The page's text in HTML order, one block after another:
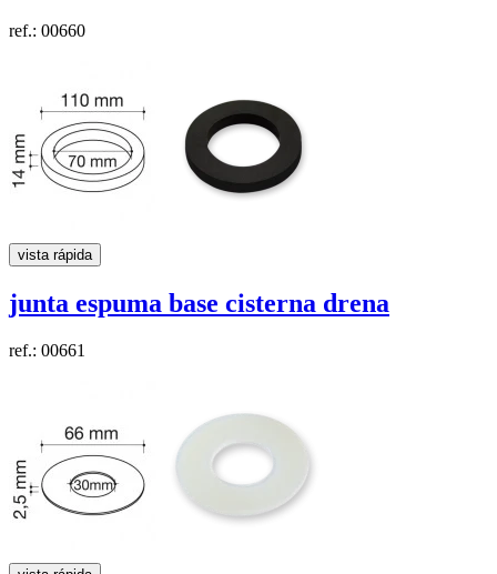
ref.: 00660
vista rápida
junta espuma base cisterna drena
ref.: 00661